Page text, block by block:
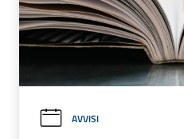
AVVISI